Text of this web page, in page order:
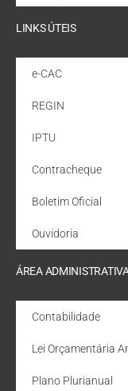
LINKS ÚTEIS
e-CAC
REGIN
IPTU
Contracheque
Boletim Oficial
Ouvidoria
ÁREA
Contabilidade
Lei Orçamentária
Plano Plurianual